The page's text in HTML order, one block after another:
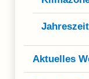
Impressum &
Aktuelles